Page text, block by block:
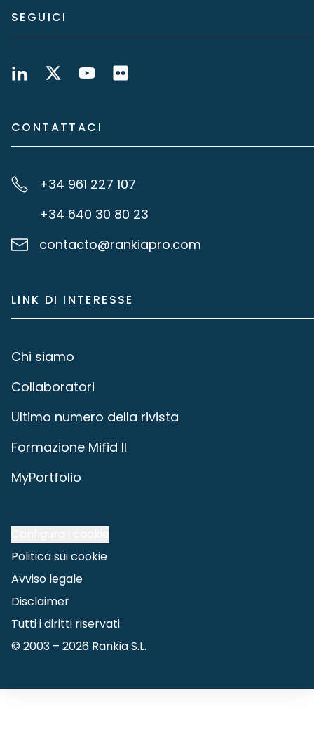
SEGUICI
CONTATTACI
+34 961 227 107
+34 640 30 80 23
contacto@rankiapro.com
LINK DI INTERESSE
Chi siamo
Collaboratori
Ultimo numero della rivista
Formazione Mifid II
MyPortfolio
Politica sui cookie
Avviso legale
Disclaimer
Tutti i diritti riservati
© 2003 – 2026 Rankia S.L.